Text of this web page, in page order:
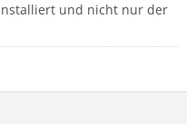
und nicht nur der